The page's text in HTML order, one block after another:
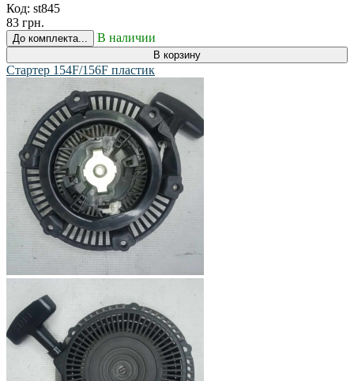
Код: st845
83 грн.
До комплекта... В наличии
В корзину
Стартер 154F/156F пластик